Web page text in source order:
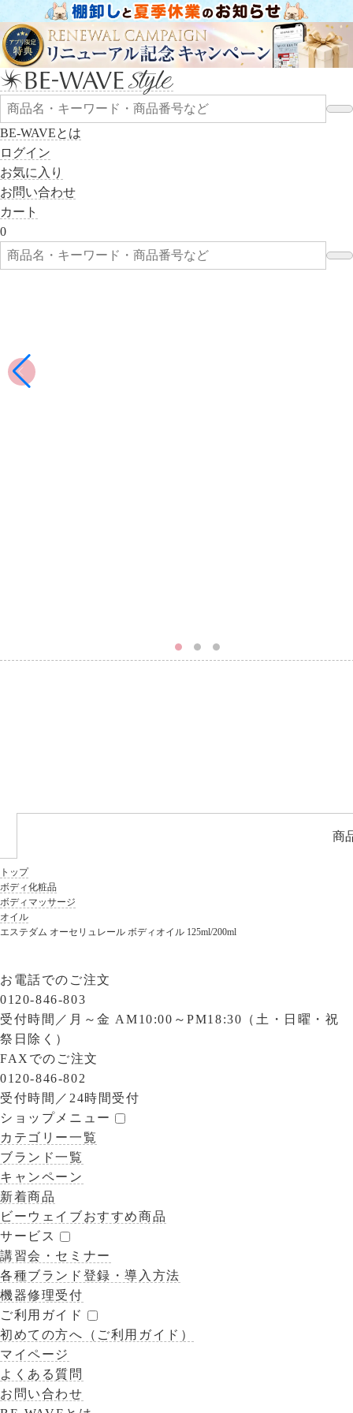
BE-WAVEとは
ログイン
お気に入り
お問い合わせ
カート
0
トップ
ボディ化粧品
ボディマッサージ
オイル
エステダム オーセリュレール ボディオイル 125ml/200ml
商
お電話でのご注文
0120-846-803
受付時間／ 月～金 AM10:00～PM18:30（土・日曜・祝
祭日除く）
FAXでのご注文
0120-846-802
受付時間／ 24時間受付
ショップメニュー
カテゴリー一覧
ブランド一覧
キャンペーン
新着商品
ビーウェイブおすすめ商品
サービス
講習会・セミナー
各種ブランド登録・導入方法
機器修理受付
ご利用ガイド
初めての方へ（ご利用ガイド）
マイページ
よくある質問
お問い合わせ